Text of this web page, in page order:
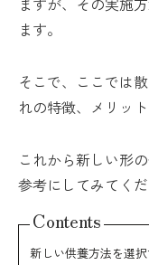
ます。
そこで、ここでは
れの特徴、メリッ
これから新しい形
参考にしてみてくだ
Contents
新しい供養方法を選